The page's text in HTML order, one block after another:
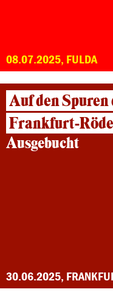
08.07.2025, FULDA
Auf den
Frankfurt-
Ausgebucht
30.06.2025,